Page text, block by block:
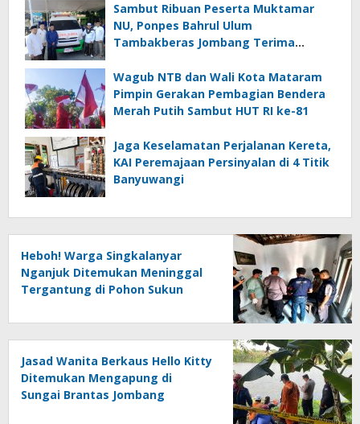
Sambut Ribuan Peserta Muktamar
NU, Ponpes Bahrul Ulum
Tambakberas Jombang Terima
Wagub NTB dan Wali Kota Mataram
Pimpin Gerakan Pembagian Bendera
Merah Putih Sambut HUT RI ke-81
Jaga Keselamatan Perjalanan Kereta,
KAI Peremajaan Persinyalan di 4 Titik
Banyuwangi
Heboh! Warga Singkalanyar
Nganjuk Ditemukan Meninggal
Tergantung di Pohon Sukun
Jasad Wanita Berkaus Hello Kitty
Ditemukan Mengapung di
Sungai Brantas Jombang